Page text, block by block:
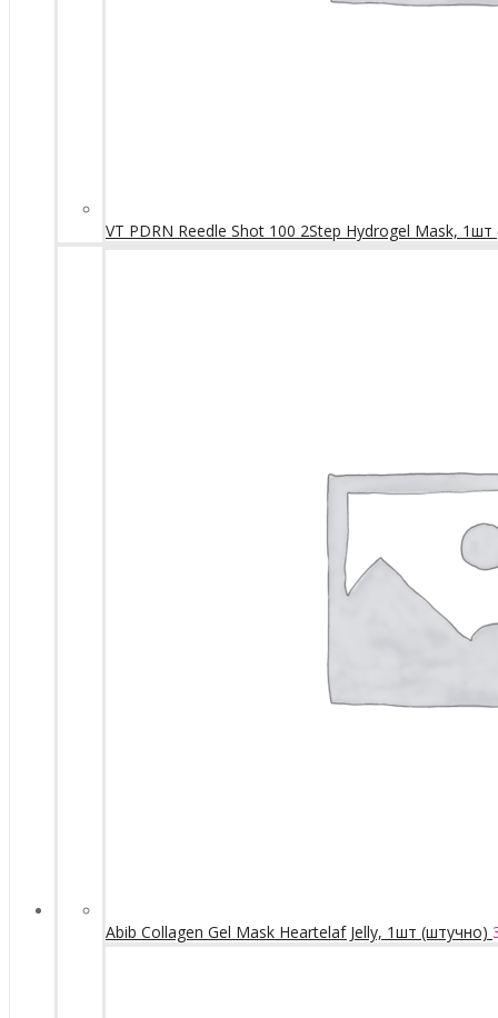
VT PDRN Reedle Shot 100 2Step Hydrogel Mask,
Abib Collagen Gel Mask Heartelaf Jelly, 1шт (штучно)